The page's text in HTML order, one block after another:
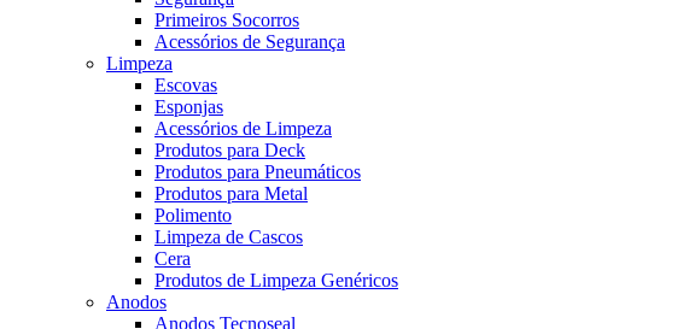
Primeiros Socorros
Acessórios de Segurança
Limpeza
Escovas
Esponjas
Acessórios de Limpeza
Produtos para Deck
Produtos para Pneumáticos
Produtos para Metal
Polimento
Limpeza de Cascos
Cera
Produtos de Limpeza Genéricos
Anodos
Anodos Tecnoseal